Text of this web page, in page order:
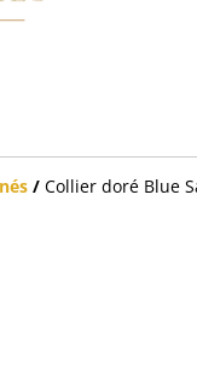
/ Collier doré Blue